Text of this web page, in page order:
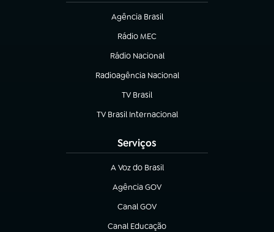
Agência Brasil
(abre em nova aba)
Rádio MEC
Rádio Nacional
(abre em nova aba)
Radioagência Nacional
(abre em nova aba)
TV Brasil
(abre em nova aba)
TV Brasil Internacional
(abre em nova aba)
Serviços
A Voz do Brasil
(abre em nova aba)
Agência GOV
(abre em nova aba)
Canal GOV
(abre em nova aba)
Canal Educação